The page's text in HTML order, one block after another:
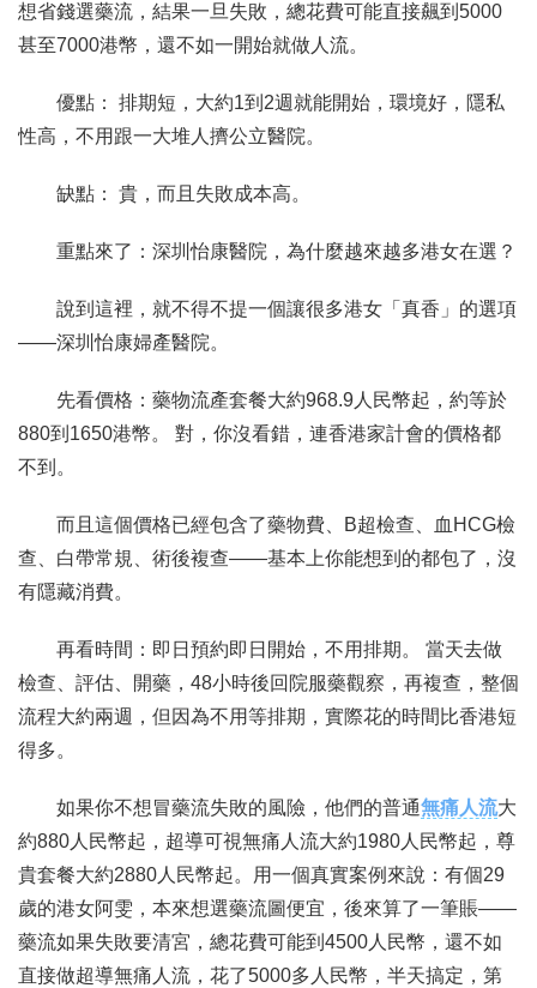
想省錢選藥流，結果一旦失敗，總花費可能直接飆到5000
甚至7000港幣，還不如一開始就做人流。
優點： 排期短，大約1到2週就能開始，環境好，隱私
性高，不用跟一大堆人擠公立醫院。
缺點： 貴，而且失敗成本高。
重點來了：深圳怡康醫院，為什麼越來越多港女在選？
說到這裡，就不得不提一個讓很多港女「真香」的選項
——深圳怡康婦產醫院。
先看價格：藥物流產套餐大約968.9人民幣起，約等於
880到1650港幣。 對，你沒看錯，連香港家計會的價格都
不到。
而且這個價格已經包含了藥物費、B超檢查、血HCG檢
查、白帶常規、術後複查——基本上你能想到的都包了，沒
有隱藏消費。
再看時間：即日預約即日開始，不用排期。 當天去做
檢查、評估、開藥，48小時後回院服藥觀察，再複查，整個
流程大約兩週，但因為不用等排期，實際花的時間比香港短
得多。
如果你不想冒藥流失敗的風險，他們的普通無痛人流大
約880人民幣起，超導可視無痛人流大約1980人民幣起，尊
貴套餐大約2880人民幣起。用一個真實案例來說：有個29
歲的港女阿雯，本來想選藥流圖便宜，後來算了一筆賬——
藥流如果失敗要清宮，總花費可能到4500人民幣，還不如
直接做超導無痛人流，花了5000多人民幣，半天搞定，第